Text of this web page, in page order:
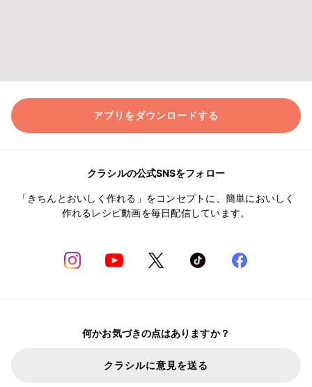
アプリをダウンロードする
クラシルの公式SNSをフォロー
「きちんとおいしく作れる」をコンセプトに、簡単においしく
作れるレシピ動画を毎日配信しています。
何かお気づきの点はありますか？
クラシルに意見を送る